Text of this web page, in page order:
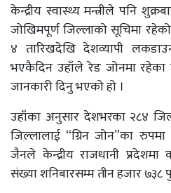
केन्द्रीय स्वास्थ्य मन्त्रीले पनि
जोखिमपूर्ण जिल्लाको सूचिमा
४ तारिखदेखि देशव्यापी
भएकैदिन उहाँले रेड जोनमा
जानकारी दिनु भएको हो ।
उहाँका अनुसार देशभरका २८४
जिल्लालाई “ग्रिन जोन”का
जैनले केन्द्रीय राजधानी प्रदेशमा
संख्या शनिबारसम्म तीन हजार ७३८